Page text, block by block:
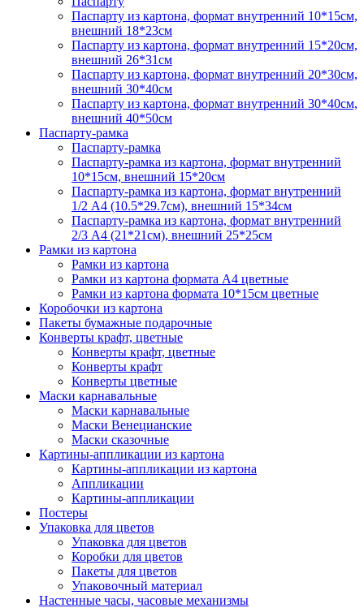
Паспарту из картона, формат внутренний 10*15см,
внешний 18*23см
Паспарту из картона, формат внутренний 15*20см,
внешний 26*31см
Паспарту из картона, формат внутренний 20*30см,
внешний 30*40см
Паспарту из картона, формат внутренний 30*40см,
внешний 40*50см
Паспарту-рамка
Паспарту-рамка
Паспарту-рамка из картона, формат внутренний
10*15см, внешний 15*20см
Паспарту-рамка из картона, формат внутренний
1/2 А4 (10.5*29.7см), внешний 15*34см
Паспарту-рамка из картона, формат внутренний
2/3 А4 (21*21см), внешний 25*25см
Рамки из картона
Рамки из картона
Рамки из картона формата А4 цветные
Рамки из картона формата 10*15см цветные
Коробочки из картона
Пакеты бумажные подарочные
Конверты крафт, цветные
Конверты крафт, цветные
Конверты крафт
Конверты цветные
Маски карнавальные
Маски карнавальные
Маски Венецианские
Маски сказочные
Картины-аппликации из картона
Картины-аппликации из картона
Аппликации
Картины-аппликации
Постеры
Упаковка для цветов
Упаковка для цветов
Коробки для цветов
Пакеты для цветов
Упаковочный материал
Настенные часы, часовые механизмы